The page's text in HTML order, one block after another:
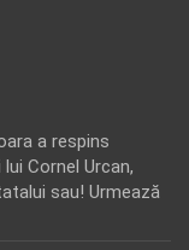
a respins
Cornel Urcan,
sau! Urmează